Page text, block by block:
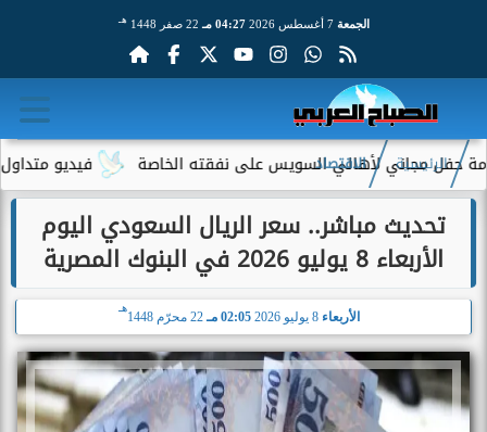
الجمعة 7 أغسطس 2026 04:27 مـ 22 صفر 1448 هـ
فيديو متداول لسيدة لأهالي السويس على نفقته الخاصة
الرئيسية الاقتصاد
تحديث مباشر.. سعر الريال السعودي اليوم
الأربعاء 8 يوليو 2026 في البنوك المصرية
الأربعاء 02:05 مـ 22 محرّم 1448
هـ